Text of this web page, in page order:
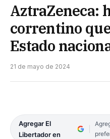
AztraZeneca:
correntino
Estado
21 de mayo de 2024
Agregar El
Libertador en